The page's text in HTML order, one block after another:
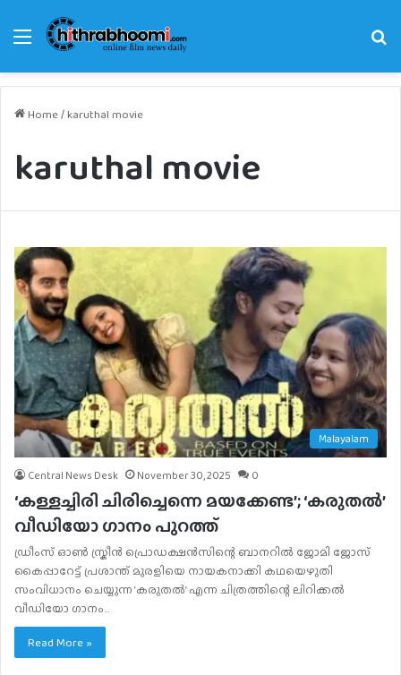
Menu
Home/karuthal movie
karuthal movie
Malayalam
Central News Desk November 30, 2025 0
‘കള്ളച്ചിരി ചിരിച്ചെന്നെ മയക്കേണ്ട’; ‘കരുതൽ’
വീഡിയോ ഗാനം പുറത്ത്
ഡ്രീംസ് ഓൺ സ്ക്രീൻ പ്രൊഡക്ഷൻസിന്റെ ബാനറിൽ ജോമി ജോസ്
കൈപ്പാറേട്ട് പ്രശാന്ത് മുരളിയെ നായകനാക്കി കഥയെഴുതി
സംവിധാനം ചെയ്യുന്ന ‘കരുതൽ’ എന്ന ചിത്രത്തിന്റെ ലിറിക്കൽ
വീഡിയോ ഗാനം…
Read More »